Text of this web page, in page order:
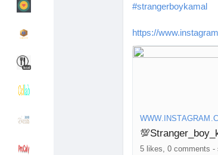
Découvrir
Mes
#strangerboykamal
https://
5 likes, 0 comments -